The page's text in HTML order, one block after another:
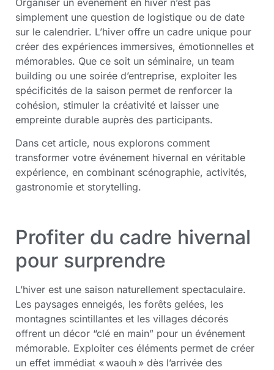
Organiser un événement en hiver n’est pas
simplement une question de logistique ou de date
sur le calendrier. L’hiver offre un cadre unique pour
créer des expériences immersives, émotionnelles et
mémorables. Que ce soit un séminaire, un team
building ou une soirée d’entreprise, exploiter les
spécificités de la saison permet de renforcer la
cohésion, stimuler la créativité et laisser une
empreinte durable auprès des participants.
Dans cet article, nous explorons comment
transformer votre événement hivernal en véritable
expérience, en combinant scénographie, activités,
gastronomie et storytelling.
Profiter du cadre hivernal
pour surprendre
L’hiver est une saison naturellement spectaculaire.
Les paysages enneigés, les forêts gelées, les
montagnes scintillantes et les villages décorés
offrent un décor “clé en main” pour un événement
mémorable. Exploiter ces éléments permet de créer
un effet immédiat « waouh » dès l’arrivée des